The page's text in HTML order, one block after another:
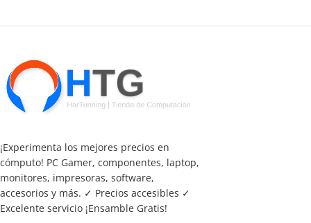
¡Experimenta los mejores precios en
cómputo! PC Gamer, componentes, laptop,
monitores, impresoras, software,
accesorios y más. ✓ Precios accesibles ✓
Excelente servicio ¡Ensamble Gratis!